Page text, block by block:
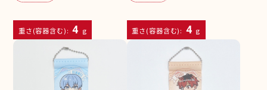
重さ(容器含む): 4 g 重さ(容器含む): 4 g